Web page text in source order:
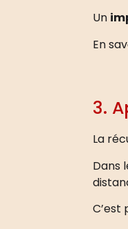
Un
En
3.
La
Dans